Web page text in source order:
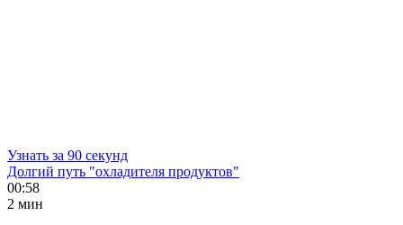
Узнать за 90 секунд
Долгий путь "охладителя продуктов"
00:58
2 мин